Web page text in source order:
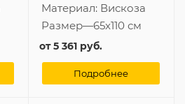
Материал: Вискоза
Размер—65x110 см
от5 361 руб.
Подробнее